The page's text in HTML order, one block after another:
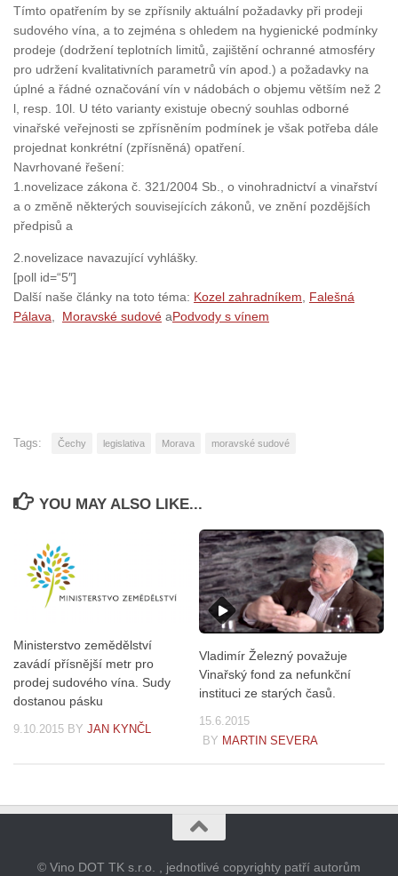
Tímto opatřením by se zpřísnily aktuální požadavky při prodeji
sudového vína, a to zejména s ohledem na hygienické podmínky
prodeje (dodržení teplotních limitů, zajištění ochranné atmosféry
pro udržení kvalitativních parametrů vín apod.) a požadavky na
úplné a řádné označování vín v nádobách o objemu větším než 2
l, resp. 10l. U této varianty existuje obecný souhlas odborné
vinařské veřejnosti se zpřísněním podmínek je však potřeba dále
projednat konkrétní (zpřísněná) opatření.
Navrhované řešení:
1.novelizace zákona č. 321/2004 Sb., o vinohradnictví a vinařství
a o změně některých souvisejících zákonů, ve znění pozdějších
předpisů a
2.novelizace navazující vyhlášky.
[poll id=“5″]
Další naše články na toto téma: Kozel zahradníkem
Falešná
Pálava
Moravské sudové aPodvody s vínem
Tags: Čechy legislativa Morava moravské sudové
YOU MAY ALSO LIKE...
Ministerstvo zemědělství
zavádí přísnější metr pro
prodej sudového vína. Sudy
dostanou pásku
9.10.2015 BY JAN KYNČL
Vladimír Železný považuje
Vinařský fond za nefunkční
instituci ze starých časů.
15.6.2015
BY MARTIN SEVERA
© Vino DOT TK s.r.o. , jednotlivé copyrighty patří autorům